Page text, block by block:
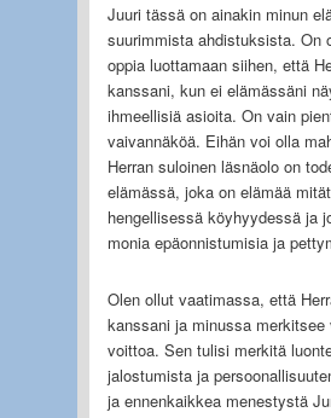
Juuri tässä on ainakin minun
suurimmista ahdistuksista. On
oppia luottamaan siihen, että
kanssani, kun ei elämässäni
ihmeellisiä asioita. On vain
vaivannäköä. Eihän voi olla
Herran suloinen läsnäolo on
elämässä, joka on elämää
hengellisessä köyhyydessä ja
monia epäonnistumisia ja
Olen ollut vaatimassa, että
kanssani ja minussa merkitsee
voittoa. Sen tulisi merkitä
jalostumista ja
ja ennenkaikkea menestystä